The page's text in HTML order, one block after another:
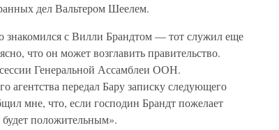
дел Вальтером Шеелем.
знакомился с Вилли Брандтом — тот служил еще
что он может возглавить правительство.
Генеральной Ассамблеи ООН.
агентства передал Бару записку следующего
мне, что, если господин Брандт пожелает
положительным».